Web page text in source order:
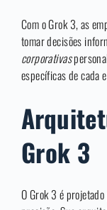
Com o Grok 3, as
tomar decisões
corporativas
específicas de cada
Grok 3
O Grok 3 é